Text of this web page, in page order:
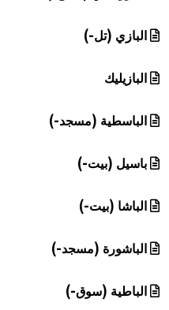
البازي (تل-)
البازيليك
الباسطية (مسجد-)
باسيل (بيت-)
الباشا (بيت-)
الباشورة (مسجد-)
الباطية (سوق-)